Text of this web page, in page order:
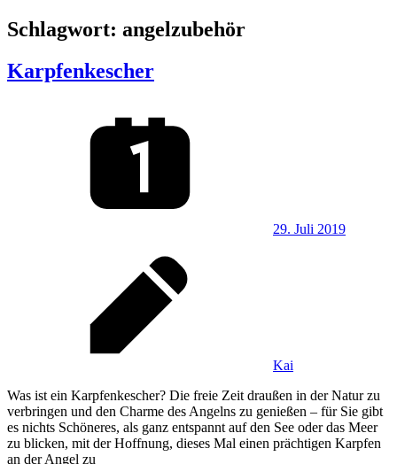
Schlagwort: angelzubehör
Karpfenkescher
29. Juli 2019
Kai
Was ist ein Karpfenkescher? Die freie Zeit draußen in der Natur zu
verbringen und den Charme des Angelns zu genießen – für Sie gibt
es nichts Schöneres, als ganz entspannt auf den See oder das Meer
zu blicken, mit der Hoffnung, dieses Mal einen prächtigen Karpfen
an der Angel zu